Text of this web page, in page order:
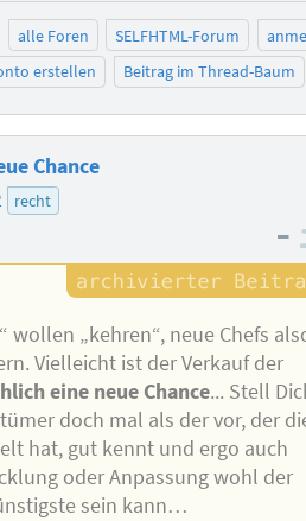
alle Foren SELFHTML-Forum
erstellen
Beitrag im Thread-Baum
Chance
recht
–
wollen „kehren“, neue Chefs
Vielleicht ist der Verkauf der
eine neue Chance... Stell
doch mal als der vor, der
hat, gut kennt und ergo auch
oder Anpassung wohl der
sein kann…